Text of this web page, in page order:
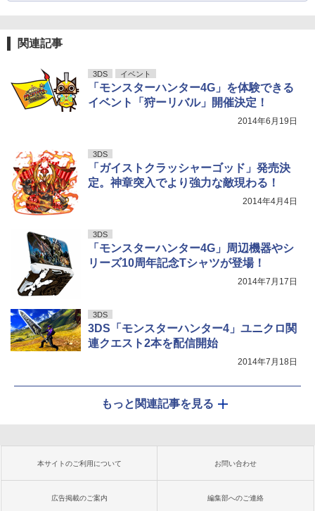
関連記事
3DS イベント
「モンスターハンター4G」を体験できる
イベント「狩ーリバル」開催決定！
2014年6月19日
3DS
「ガイストクラッシャーゴッド」発売決
定。神章突入でより強力な敵現わる！
2014年4月4日
3DS
「モンスターハンター4G」周辺機器やシ
リーズ10周年記念Tシャツが登場！
2014年7月17日
3DS
3DS「モンスターハンター4」ユニクロ関
連クエスト2本を配信開始
2014年7月18日
もっと関連記事を見る
本サイトのご利用について お問い合わせ
広告掲載のご案内 編集部へのご連絡